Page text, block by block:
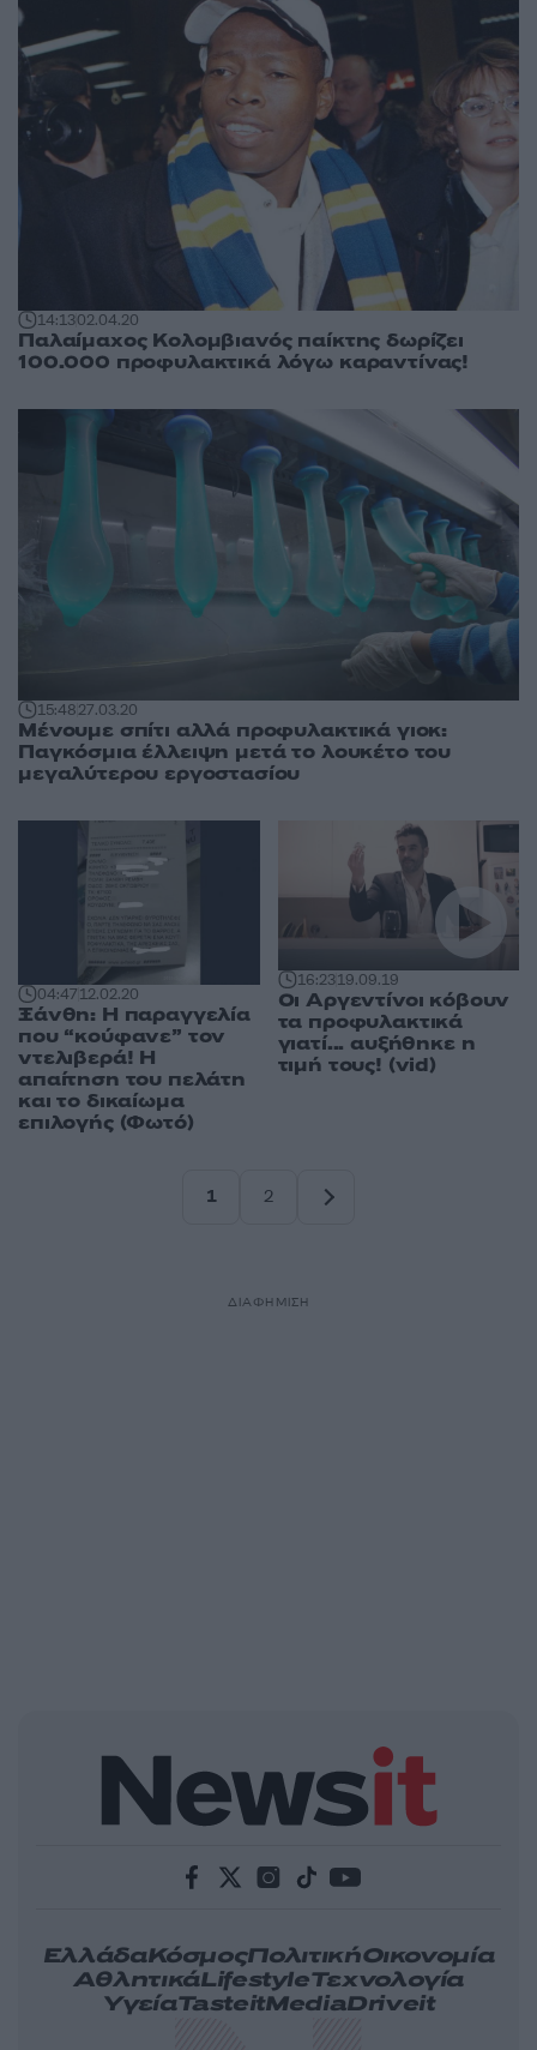
14:1302.04.20
Παλαίμαχος Κολομβιανός παίκτης δωρίζει
100.000 προφυλακτικά λόγω καραντίνας!
15:4827.03.20
Μένουμε σπίτι αλλά προφυλακτικά γιοκ:
Παγκόσμια έλλειψη μετά το λουκέτο του
μεγαλύτερου εργοστασίου
04:4712.02.20
Ξάνθη: Η παραγγελία
που “κούφανε” τον
ντελιβερά! Η
απαίτηση του πελάτη
και το δικαίωμα
επιλογής (Φωτό)
16:2319.09.19
Οι Αργεντίνοι κόβουν
τα προφυλακτικά
γιατί... αυξήθηκε η
τιμή τους! (vid)
1
2
ΔΙΑΦΗΜΙΣΗ
ΕλλάδαΚόσμοςΠολιτικήΟικονομία
ΑθλητικάLifestyleΤεχνολογία
ΥγείαTasteitMediaDriveit